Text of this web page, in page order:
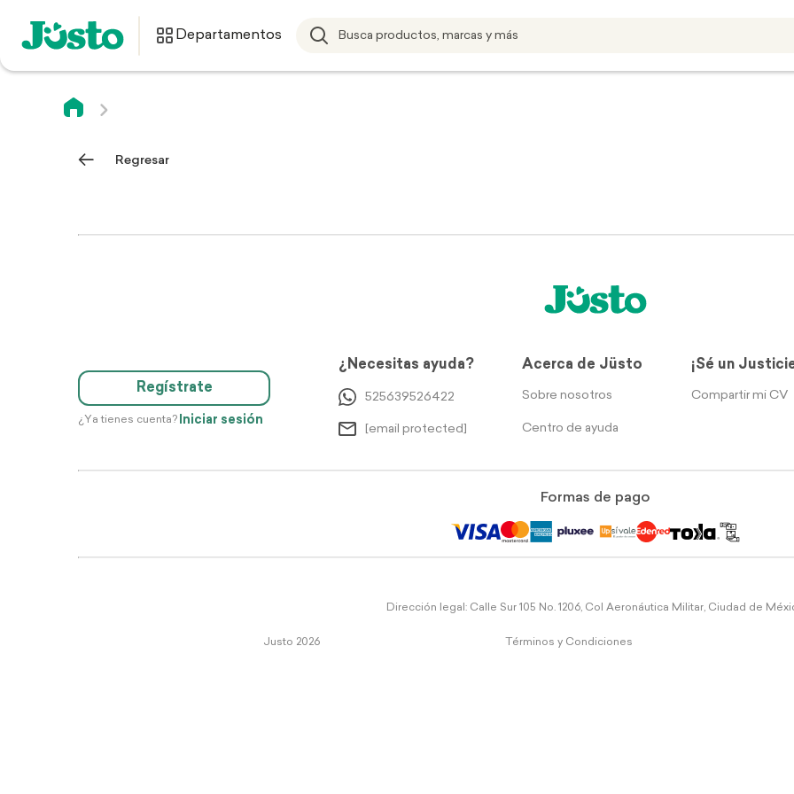
Departamentos
Regresar
Regístrate
¿Ya tienes cuenta? Iniciar sesión
¿Necesitas ayuda?
525639526422
[email protected]
Acerca de Jüsto
Sobre nosotros
Centro de ayuda
¡Sé un
Compartir mi CV
Formas de pago
Dirección legal: Calle Sur 105 No. 1206, Col Aeronáutica Militar, Ciudad de
Justo 2026 Términos y Condiciones